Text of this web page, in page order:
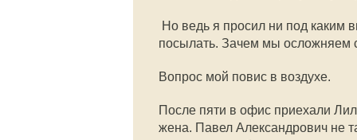
 Но ведь я просил ни под
посылать. Зачем мы осложняем
Вопрос мой повис в воздухе.
После пяти в офис приехали
жена. Павел Александрович не